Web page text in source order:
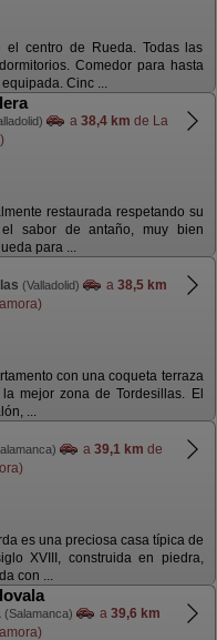
el centro de Rueda. Todas las
Comedor para hasta
Cinc ...
a 38,4 km de La
restaurada respetando su
sabor de antaño, muy bien
para ...
(Valladolid) a 38,5 km
con una coqueta terraza
mejor zona de Tordesillas. El
...
a 39,1 km de
es una preciosa casa típica de
XVIII, construida en piedra,
con ...
(Salamanca) a 39,6 km